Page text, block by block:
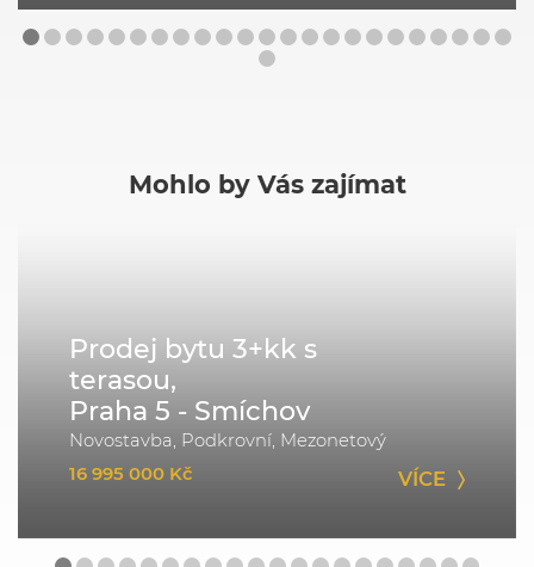
Mohlo by Vás zajímat
Prodej bytu 3+kk s
terasou,
Praha 5 - Smíchov
Novostavba, Podkrovní, Mezonetový
16 995 000 Kč
VÍCE